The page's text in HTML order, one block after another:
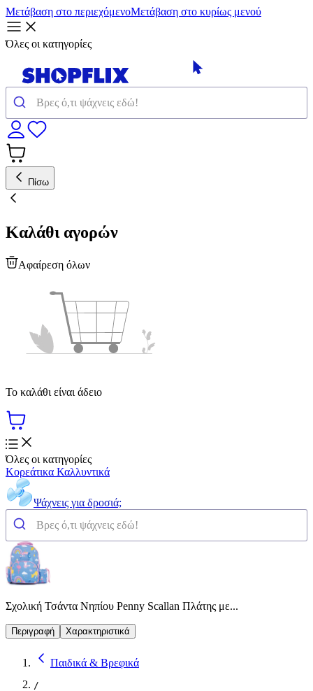
Μετάβαση στο περιεχόμενοΜετάβαση στο κυρίως μενού
Όλες οι κατηγορίες
Πίσω
Καλάθι αγορών
Αφαίρεση όλων
Το καλάθι είναι άδειο
Όλες οι κατηγορίες
Κορεάτικα Καλλυντικά
Ψάχνεις για δροσιά;
Σχολική Τσάντα Νηπίου Penny Scallan Πλάτης με...
Περιγραφή Χαρακτηριστικά
Παιδικά & Βρεφικά
/